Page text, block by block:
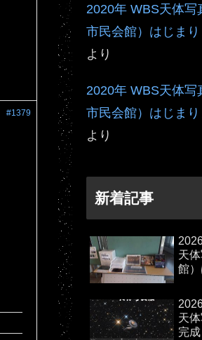
#1379
2020年 WBS天体写
市民会館）はじまり
より
2020年 WBS天体写
市民会館）はじまり
より
新着記事
天
館
天
完